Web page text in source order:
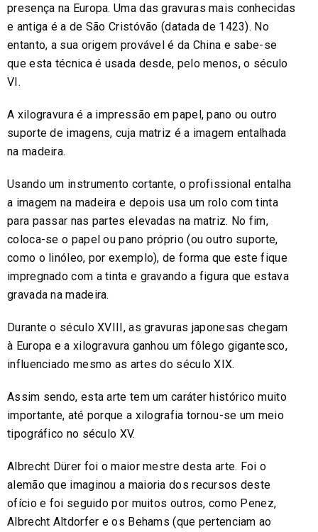
presença na Europa. Uma das gravuras mais conhecidas
e antiga é a de São Cristóvão (datada de 1423). No
entanto, a sua origem provável é da China e sabe-se
que esta técnica é usada desde, pelo menos, o século
VI.
A xilogravura é a impressão em papel, pano ou outro
suporte de imagens, cuja matriz é a imagem entalhada
na madeira.
Usando um instrumento cortante, o profissional entalha
a imagem na madeira e depois usa um rolo com tinta
para passar nas partes elevadas na matriz. No fim,
coloca-se o papel ou pano próprio (ou outro suporte,
como o linóleo, por exemplo), de forma que este fique
impregnado com a tinta e gravando a figura que estava
gravada na madeira.
Durante o século XVIII, as gravuras japonesas chegam
à Europa e a xilogravura ganhou um fôlego gigantesco,
influenciado mesmo as artes do século XIX.
Assim sendo, esta arte tem um caráter histórico muito
importante, até porque a xilografia tornou-se um meio
tipográfico no século XV.
Albrecht Dürer foi o maior mestre desta arte. Foi o
alemão que imaginou a maioria dos recursos deste
ofício e foi seguido por muitos outros, como Penez,
Albrecht Altdorfer e os Behams (que pertenciam ao